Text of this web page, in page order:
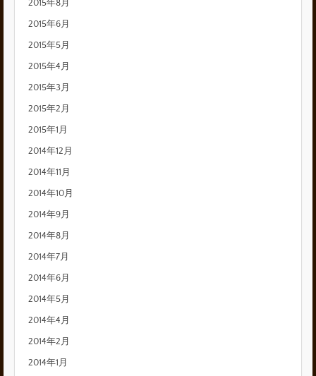
2015年8月
2015年6月
2015年5月
2015年4月
2015年3月
2015年2月
2015年1月
2014年12月
2014年11月
2014年10月
2014年9月
2014年8月
2014年7月
2014年6月
2014年5月
2014年4月
2014年2月
2014年1月